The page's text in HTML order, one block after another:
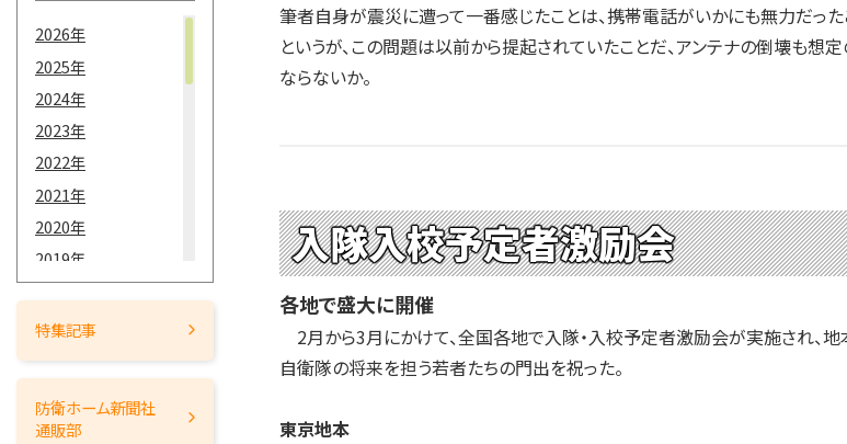
3月15日
2月15日
1月15日
2026年
2025年
2024年
2023年
2022年
2021年
2020年
2019年
2018年
2017年
2014年
特集記事
防衛ホーム新聞社
通販部
筆者自身が震災に遭って一番感じたことは、携帯電話がいかにも無力だっ
というが、この問題は以前から提起されていたことだ、アンテナの倒壊も
ならないか。
入隊入校予定者激励会
各地で盛大に開催
2月から3月にかけて、全国各地で入隊・入校予定者激励会が実施され、
自衛隊の将来を担う若者たちの門出を祝った。
東京地本